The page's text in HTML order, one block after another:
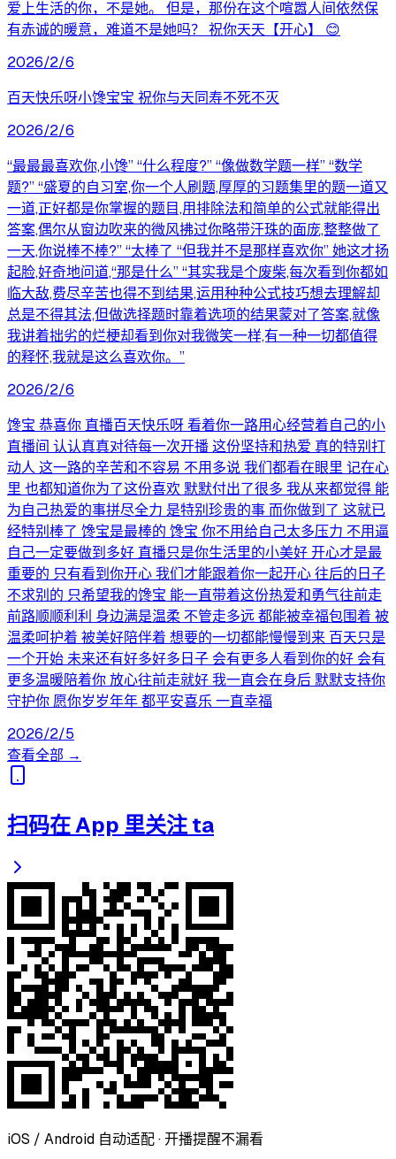
爱上生活的你，不是她。 但是，那份在这个喧嚣人间依然保
有赤诚的暖意，难道不是她吗？ 祝你天天【开心】 😊
2026/2/6
百天快乐呀小馋宝宝 祝你与天同寿不死不灭
2026/2/6
“最最最喜欢你,小馋” “什么程度?” “像做数学题一样” “数学
题?” “盛夏的自习室,你一个人刷题,厚厚的习题集里的题一道又
一道,正好都是你掌握的题目,用排除法和简单的公式就能得出
答案,偶尔从窗边吹来的微风拂过你略带汗珠的面庞,整整做了
一天,你说棒不棒?” “太棒了 “但我并不是那样喜欢你” 她这才扬
起脸,好奇地问道,“那是什么” “其实我是个废柴,每次看到你都如
临大敌,费尽辛苦也得不到结果,运用种种公式技巧想去理解却
总是不得其法,但做选择题时靠着选项的结果蒙对了答案,就像
我讲着拙劣的烂梗却看到你对我微笑一样,有一种一切都值得
的释怀,我就是这么喜欢你。”
2026/2/6
馋宝 恭喜你 直播百天快乐呀 看着你一路用心经营着自己的小
直播间 认认真真对待每一次开播 这份坚持和热爱 真的特别打
动人 这一路的辛苦和不容易 不用多说 我们都看在眼里 记在心
里 也都知道你为了这份喜欢 默默付出了很多 我从来都觉得 能
为自己热爱的事拼尽全力 是特别珍贵的事 而你做到了 这就已
经特别棒了 馋宝是最棒的 馋宝 你不用给自己太多压力 不用逼
自己一定要做到多好 直播只是你生活里的小美好 开心才是最
重要的 只有看到你开心 我们才能跟着你一起开心 往后的日子
不求别的 只希望我的馋宝 能一直带着这份热爱和勇气往前走
前路顺顺利利 身边满是温柔 不管走多远 都能被幸福包围着 被
温柔呵护着 被美好陪伴着 想要的一切都能慢慢到来 百天只是
一个开始 未来还有好多好多日子 会有更多人看到你的好 会有
更多温暖陪着你 放心往前走就好 我一直会在身后 默默支持你
守护你 愿你岁岁年年 都平安喜乐 一直幸福
2026/2/5
查看全部 →
扫码在 App 里关注 ta
iOS / Android 自动适配 · 开播提醒不漏看